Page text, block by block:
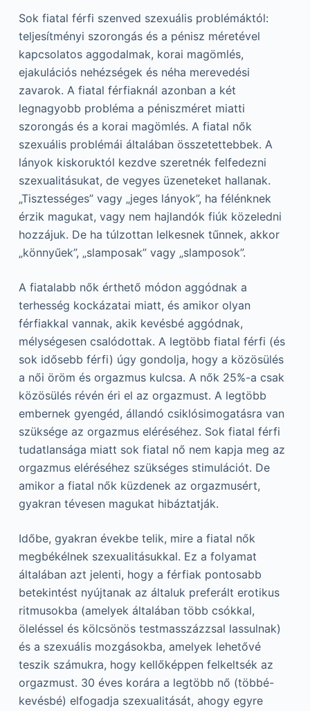
Sok fiatal férfi szenved szexuális problémáktól:
teljesítményi szorongás és a pénisz méretével
kapcsolatos aggodalmak, korai magömlés,
ejakulációs nehézségek és néha merevedési
zavarok. A fiatal férfiaknál azonban a két
legnagyobb probléma a péniszméret miatti
szorongás és a korai magömlés. A fiatal nők
szexuális problémái általában összetettebbek. A
lányok kiskoruktól kezdve szeretnék felfedezni
szexualitásukat, de vegyes üzeneteket hallanak.
„Tisztességes” vagy „jeges lányok”, ha félénknek
érzik magukat, vagy nem hajlandók fiúk közeledni
hozzájuk. De ha túlzottan lelkesnek tűnnek, akkor
„könnyűek”, „slamposak” vagy „slamposok”.
A fiatalabb nők érthető módon aggódnak a
terhesség kockázatai miatt, és amikor olyan
férfiakkal vannak, akik kevésbé aggódnak,
mélységesen csalódottak. A legtöbb fiatal férfi (és
sok idősebb férfi) úgy gondolja, hogy a közösülés
a női öröm és orgazmus kulcsa. A nők 25%-a csak
közösülés révén éri el az orgazmust. A legtöbb
embernek gyengéd, állandó csiklósimogatásra van
szüksége az orgazmus eléréséhez. Sok fiatal férfi
tudatlansága miatt sok fiatal nő nem kapja meg az
orgazmus eléréséhez szükséges stimulációt. De
amikor a fiatal nők küzdenek az orgazmusért,
gyakran tévesen magukat hibáztatják.
Időbe, gyakran évekbe telik, mire a fiatal nők
megbékélnek szexualitásukkal. Ez a folyamat
általában azt jelenti, hogy a férfiak pontosabb
betekintést nyújtanak az általuk preferált erotikus
ritmusokba (amelyek általában több csókkal,
öleléssel és kölcsönös testmasszázzsal lassulnak)
és a szexuális mozgásokba, amelyek lehetővé
teszik számukra, hogy kellőképpen felkeltsék az
orgazmust. 30 éves korára a legtöbb nő (többé-
kevésbé) elfogadja szexualitását, ahogy egyre